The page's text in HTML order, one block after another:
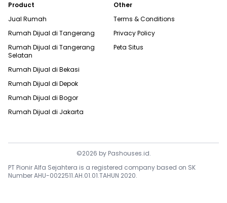
Product
Jual Rumah
Rumah Dijual di Tangerang
Rumah Dijual di Tangerang
Selatan
Rumah Dijual di Bekasi
Rumah Dijual di Depok
Rumah Dijual di Bogor
Rumah Dijual di Jakarta
Other
Terms & Conditions
Privacy Policy
Peta Situs
©2026 by Pashouses.id.
PT Pionir Alfa Sejahtera is a registered company based on SK
Number AHU-0022511.AH.01.01.TAHUN 2020.